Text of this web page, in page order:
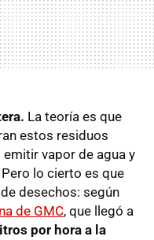
La teoría es que
estos residuos
vapor de agua y
lo cierto es que
desechos: según
de GMC, que llegó a
por hora a la